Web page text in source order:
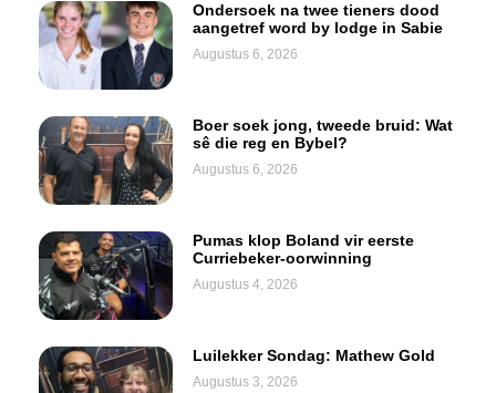
Ondersoek na twee tieners dood
aangetref word by lodge in Sabie
Augustus 6, 2026
Boer soek jong, tweede bruid: Wat
sê die reg en Bybel?
Augustus 6, 2026
Pumas klop Boland vir eerste
Curriebeker-oorwinning
Augustus 4, 2026
Luilekker Sondag: Mathew Gold
Augustus 3, 2026